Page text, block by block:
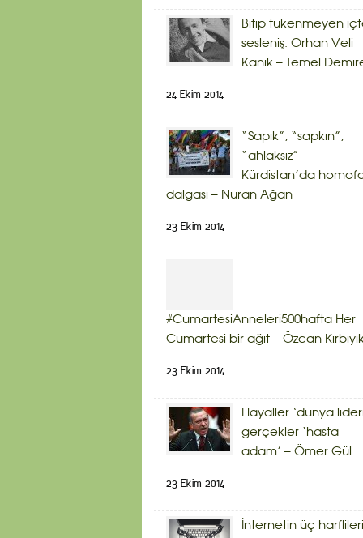
Bitip tükenmeyen
sesleniş: Orhan Veli
Kanık – Temel
24 Ekim 2014
“Sapık”, “sapkın”,
“ahlaksız” –
Kürdistan’da
dalgası – Nuran Ağan
23 Ekim 2014
#CumartesiAnneleri500hafta Her
Cumartesi bir ağıt – Özcan
23 Ekim 2014
Hayaller ‘dünya
gerçekler ‘hasta
adam’ – Ömer Gül
23 Ekim 2014
İnternetin üç